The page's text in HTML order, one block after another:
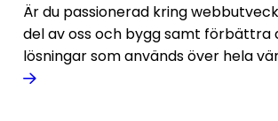
Är du passionerad kring
del av oss och bygg samt förbättra
lösningar som används över hela